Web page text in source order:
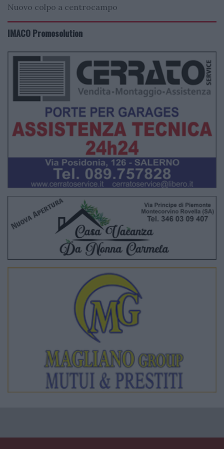
Nuovo colpo a centrocampo
IMACO Promosolution